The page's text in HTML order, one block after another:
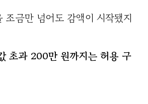
금만 넘어도 감액이 시작됐지
초과 200만 원까지는 허용 구